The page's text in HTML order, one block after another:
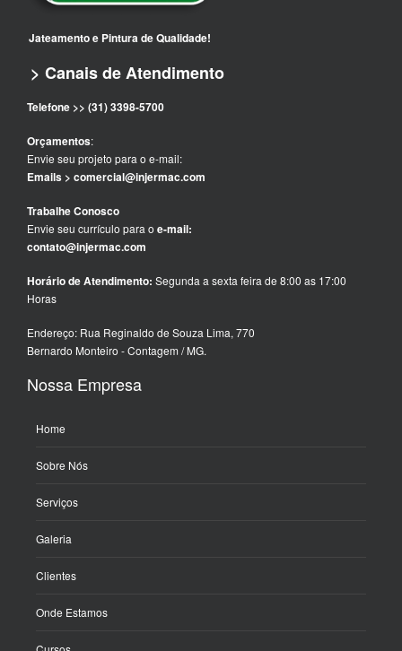
Jateamento e Pintura de Qualidade!
> Canais de Atendimento
Telefone >> (31) 3398-5700
Orçamentos:
Envie seu projeto para o e-mail:
Emails > comercial@injermac.com
Trabalhe Conosco
Envie seu currículo para o e-mail:
contato@injermac.com
Horário de Atendimento: Segunda a sexta feira de 8:00 as 17:00
Horas
Endereço: Rua Reginaldo de Souza Lima, 770
Bernardo Monteiro - Contagem / MG.
Nossa Empresa
Home
Sobre Nós
Serviços
Galeria
Clientes
Onde Estamos